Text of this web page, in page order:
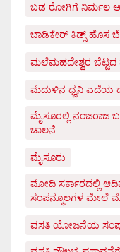
ಬಡ ರೋಗಿಗೆ ನಿರ್ಮಲ
ಬಾಡಿಕೇರ್ ಕಿಡ್ಸ್ ಹೊಸ
ಮಲೆಮಹದೇಶ್ವರ ಬೆಟ್ಟದ
ಮೆದುಳಿನ ಧ್ವನಿ ಎದೆಯ
ಮೈಸೂರಲ್ಲಿ ನಂಜರಾಜ
ಚಾಲನೆ
ಮೈಸೂರು
ಮೋದಿ ಸರ್ಕಾರದಲ್ಲಿ
ಸಂಪನ್ಮೂಲಗಳ ಮೇಲೆ
ವಸತಿ ಯೋಜನೆಯ